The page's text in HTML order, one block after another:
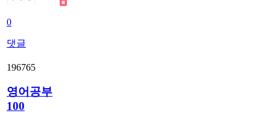
0
댓글
196765
영어공부
100